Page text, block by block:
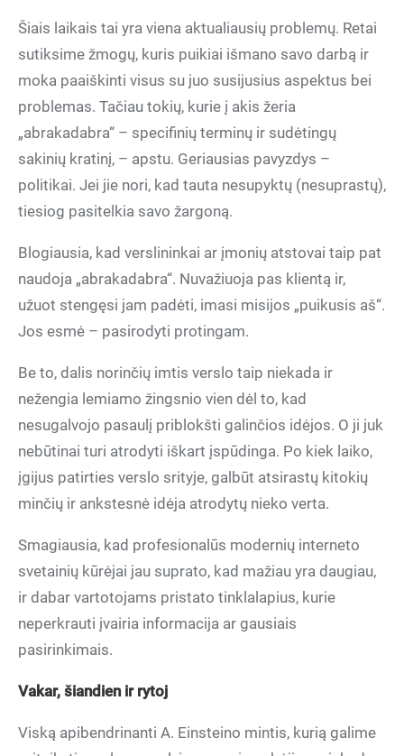
Šiais laikais tai yra viena aktualiausių problemų. Retai
sutiksime žmogų, kuris puikiai išmano savo darbą ir
moka paaiškinti visus su juo susijusius aspektus bei
problemas. Tačiau tokių, kurie į akis žeria
„abrakadabra“ – specifinių terminų ir sudėtingų
sakinių kratinį, – apstu. Geriausias pavyzdys –
politikai. Jei jie nori, kad tauta nesupyktų (nesuprastų),
tiesiog pasitelkia savo žargoną.
Blogiausia, kad verslininkai ar įmonių atstovai taip pat
naudoja „abrakadabra“. Nuvažiuoja pas klientą ir,
užuot stengęsi jam padėti, imasi misijos „puikusis aš“.
Jos esmė – pasirodyti protingam.
Be to, dalis norinčių imtis verslo taip niekada ir
nežengia lemiamo žingsnio vien dėl to, kad
nesugalvojo pasaulį priblokšti galinčios idėjos. O ji juk
nebūtinai turi atrodyti iškart įspūdinga. Po kiek laiko,
įgijus patirties verslo srityje, galbūt atsirastų kitokių
minčių ir ankstesnė idėja atrodytų nieko verta.
Smagiausia, kad profesionalūs modernių interneto
svetainių kūrėjai jau suprato, kad mažiau yra daugiau,
ir dabar vartotojams pristato tinklalapius, kurie
neperkrauti įvairia informacija ar gausiais
pasirinkimais.
Vakar, šiandien ir rytoj
Viską apibendrinanti A. Einsteino mintis, kurią galime